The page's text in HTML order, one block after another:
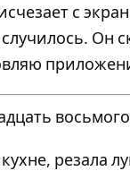
с
Он
резала